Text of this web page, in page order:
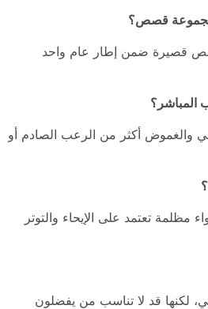
مجموعة قصص؟
قصيرة ضمن إطار عام واحد
المباشر؟
والغموض أكثر من الرعب الصادم أو
مظلمة تعتمد على الإيحاء والتوتر
لكنها قد لا تناسب من يفضلون